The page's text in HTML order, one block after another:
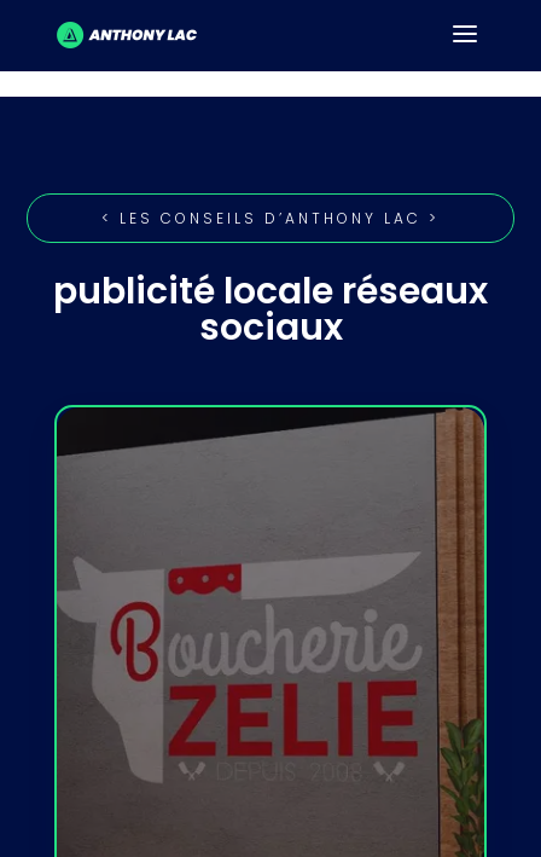
< LES CONSEILS D’ANTHONY LAC >
publicité locale réseaux
sociaux